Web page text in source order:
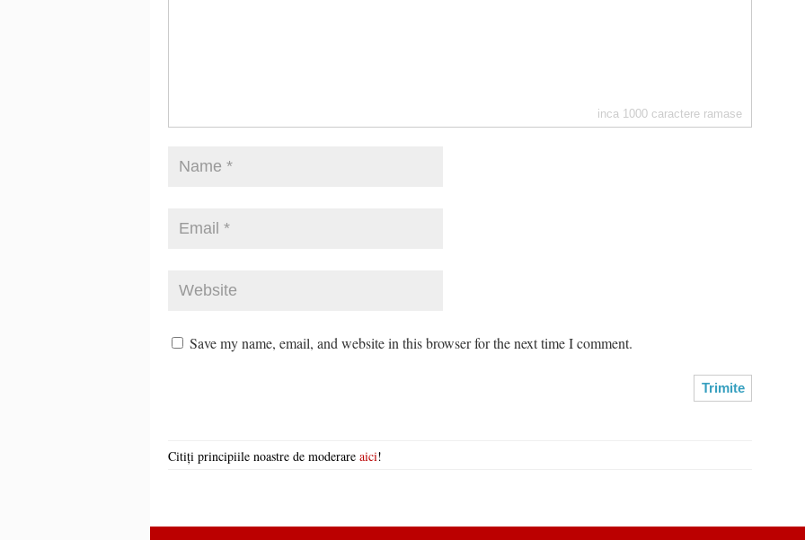
inca 1000 caractere ramase
Save my name, email, and website in this browser for the next time I comment.
Citiți principiile noastre de moderare aici!